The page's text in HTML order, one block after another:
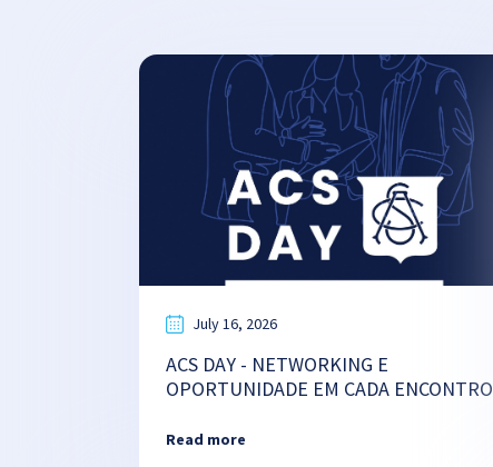
July 16, 2026
ACS DAY - NETWORKING E
OPORTUNIDADE EM CADA ENCONTRO
Read more